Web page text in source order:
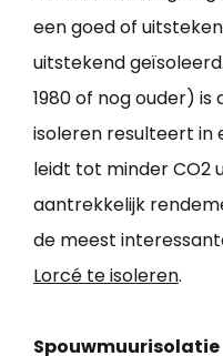
een goed of
uitstekend
1980 of nog ouder) is
isoleren resulteert in
leidt tot minder CO2
aantrekkelijk
de meest
Lorcé te isoleren.
Spouwmuurisolatie